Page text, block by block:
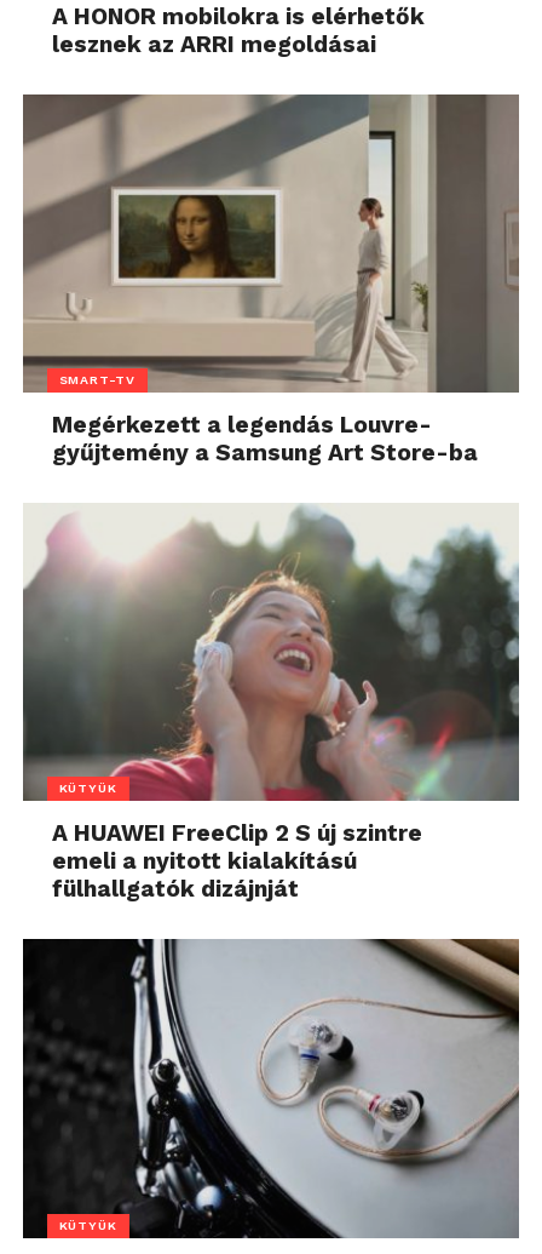
A HONOR mobilokra is elérhetők
lesznek az ARRI megoldásai
SMART-TV
Megérkezett a legendás Louvre-
gyűjtemény a Samsung Art Store-ba
KÜTYÜK
A HUAWEI FreeClip 2 S új szintre
emeli a nyitott kialakítású
fülhallgatók dizájnját
KÜTYÜK